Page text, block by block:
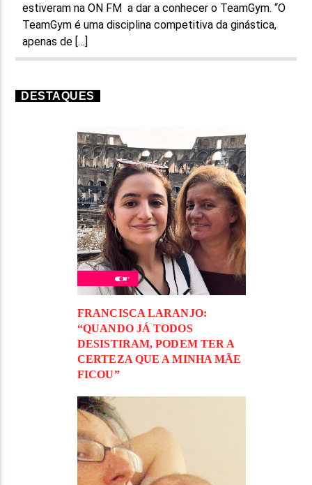
estiveram na ON FM a dar a conhecer o TeamGym. “O
TeamGym é uma disciplina competitiva da ginástica,
apenas de […]
DESTAQUES
FRANCISCA LARANJO:
“QUANDO JÁ TODOS
DESISTIRAM, PODEM TER A
CERTEZA QUE A MINHA MÃE
FICOU”